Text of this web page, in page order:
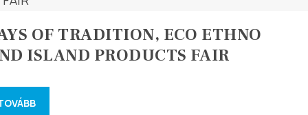
OF TRADITION, ECO ETHNO
ISLAND PRODUCTS FAIR